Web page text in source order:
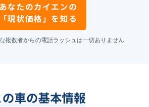
あなたのカイエンの
「現状価格」を知る
複数者からの電話ラッシュは一切ありません
の車の基本情報